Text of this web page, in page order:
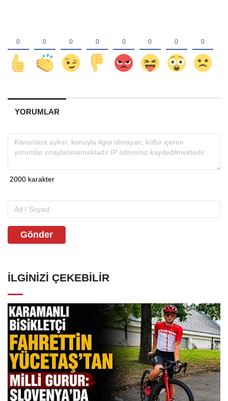
YORUMLAR
Gönder
İLGINIZI ÇEKEBILIR